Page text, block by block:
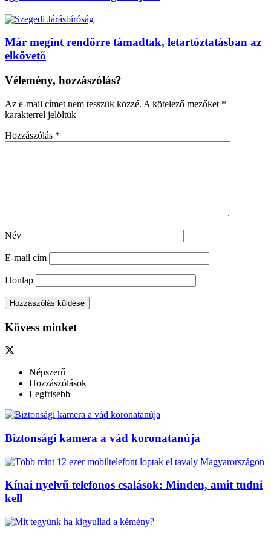
Már megint rendőrre támadtak, letartóztatásban az
elkövető
Vélemény, hozzászólás?
Az e-mail címet nem tesszük közzé. A kötelező mezőket *
karakterrel jelöltük
Hozzászólás *
Név
E-mail cím
Honlap
Kövess minket
Népszerű
Hozzászólások
Legfrisebb
Biztonsági kamera a vád koronatanúja
Kínai nyelvű telefonos csalások: Minden, amit tudni
kell